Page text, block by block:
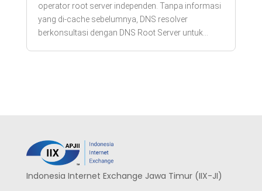
operator root server independen. Tanpa informasi
yang di-cache sebelumnya, DNS resolver
berkonsultasi dengan DNS Root Server untuk...
Indonesia Internet Exchange Jawa Timur (IIX-JI)